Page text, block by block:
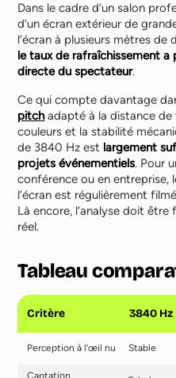
Dans le cadre d’un salon
d’un écran extérieur de
l’écran à plusieurs mètres
le taux de rafraîchissement a
directe du spectateur.
Ce qui compte davantage
pitchadapté à la distance de
couleurs et la stabilité
de 3840 Hz est largement
projets événementiels. Pour
conférence ou en entreprise,
l’écran est régulièrement
Là encore, l’analyse doit
réel.
Tableau
Critère 3840 Hz
Perception à l’œil nu Stable